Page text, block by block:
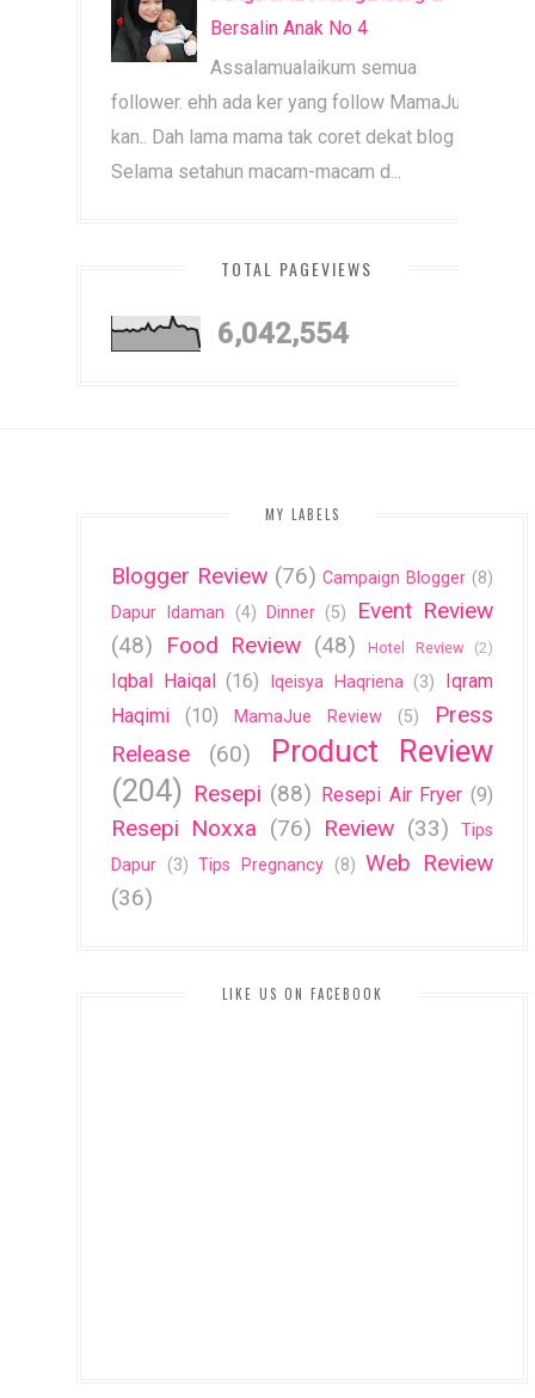
Bersalin Anak No 4
Assalamualaikum semua
follower. ehh ada ker yang follow MamaJue ni
kan.. Dah lama mama tak coret dekat blog ni.
Selama setahun macam-macam d...
TOTAL PAGEVIEWS
6,042,554
MY LABELS
Blogger Review (76) Campaign Blogger (8)
Dapur Idaman
(4) Dinner (5)
Event Review
(48)
Food Review (48) Hotel Review (2)
Iqbal Haiqal (16) Iqeisya Haqriena (3)
Iqram
Haqimi
(10) MamaJue Review (5)
Press
Release
(60)
Product Review
(204) Resepi (88) Resepi Air Fryer (9)
Resepi Noxxa (76) Review (33)
Tips
Dapur (3) Tips Pregnancy (8) Web Review
(36)
LIKE US ON FACEBOOK